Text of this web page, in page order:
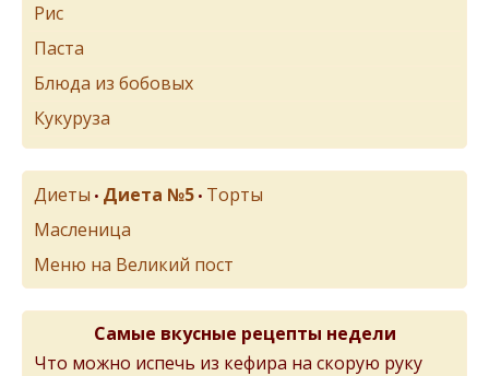
Рис
Паста
Блюда из бобовых
Кукуруза
Диеты • Диета №5 • Торты
Масленица
Меню на Великий пост
Самые вкусные рецепты недели
Что можно испечь из кефира на скорую руку